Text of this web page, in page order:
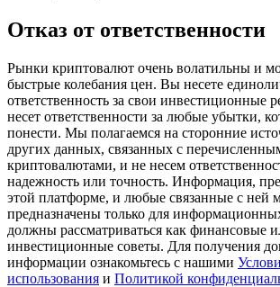
USDT Flexible Staking | Daily Rewards
New Listing Futures Fest
Trade New Futures, Win 200,000 USDT
Crypto World Cup 2026: Grand Finale
Отказ от ответственности
Рынки криптовалют очень волатильны и
быстрые колебания цен. Вы несете
ответственность за свои инвестиционные
несет ответственности за любые убытки,
понести. Мы полагаемся на сторонние
других данных, связанных с
криптовалютами, и не несем
надежность или точность. Информация,
этой платформе, и любые связанные с ней
предназначены только для
должны рассматриваться как финансовые
инвестиционные советы. Для получения
информации ознакомьтесь с нашими
использования и Политикой